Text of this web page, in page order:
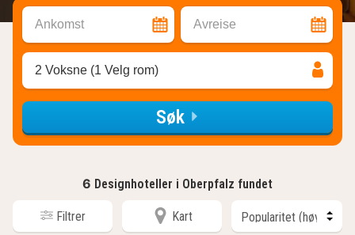
Ankomst Avreise
2 Voksne (1 Velg rom)
Søk
6 Designhoteller i Oberpfalz fundet
Filtrer Kart